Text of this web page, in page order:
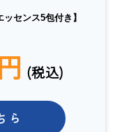
センス5包付き】
円 (税込)
ら